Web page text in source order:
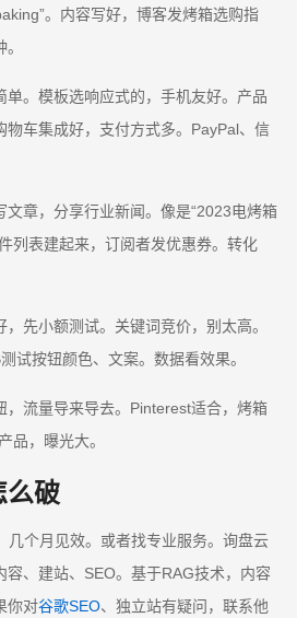
。内容写好，博客发烤箱选购指
单。模板选响应式的，手机友好。产品
物车集成好，支付方式多。PayPal、信
章，分享行业新闻。像是“2023电烤箱
列表建起来，订阅者发优惠券。转化
先小额测试。关键词竞价，别太高。
试按钮颜色、文案。数据看效果。
，流量导来导去。Pinterest适合，烤箱
品，曝光大。
么破
几个月见效。或者找专业服务。询盘云
容、建站、SEO。基于RAG技术，内容
你对谷歌SEO、独立站有疑问，联系他